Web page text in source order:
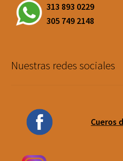
313 893 0229
305 749 2148
Nuestras redes sociales
Cueros